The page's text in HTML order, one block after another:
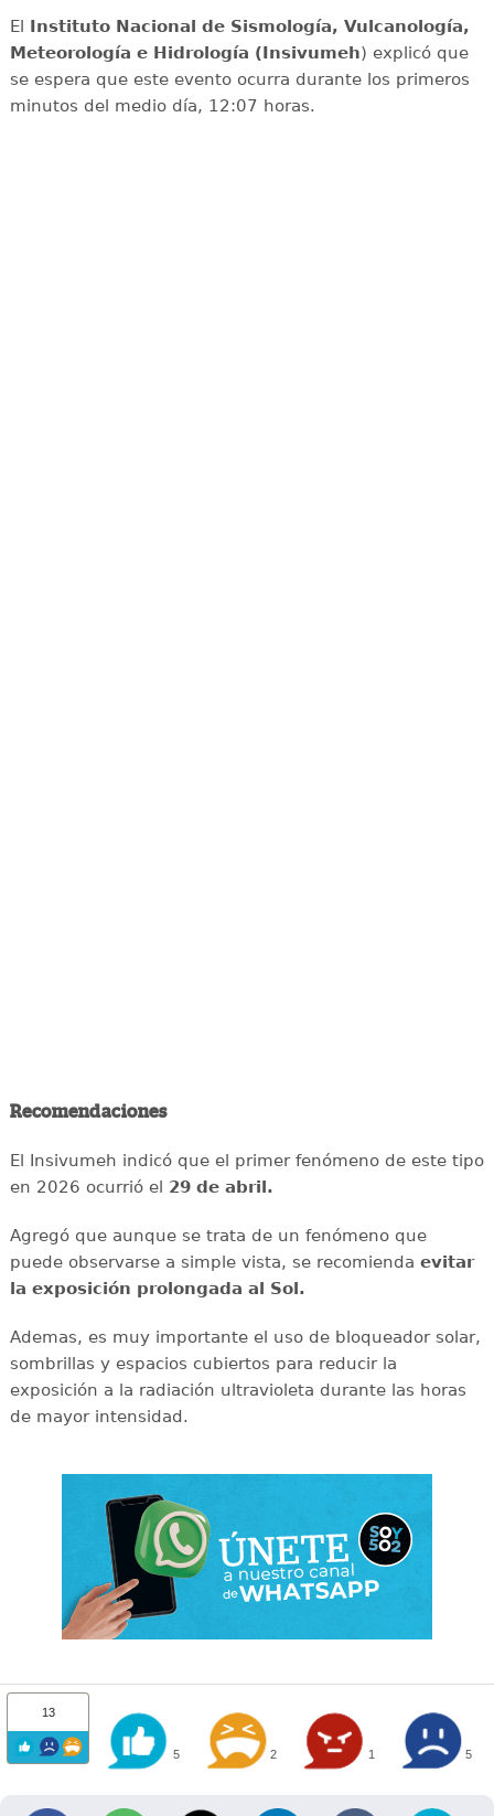
El Instituto Nacional de Sismología, Vulcanología,
Meteorología e Hidrología (Insivumeh) explicó que
se espera que este evento ocurra durante los primeros
minutos del medio día, 12:07 horas.
Recomendaciones
El Insivumeh indicó que el primer fenómeno de este tipo
en 2026 ocurrió el 29 de abril.
Agregó que aunque se trata de un fenómeno que
puede observarse a simple vista, se recomienda evitar
la exposición prolongada al Sol.
Ademas, es muy importante el uso de bloqueador solar,
sombrillas y espacios cubiertos para reducir la
exposición a la radiación ultravioleta durante las horas
de mayor intensidad.
13
5 2 1 5